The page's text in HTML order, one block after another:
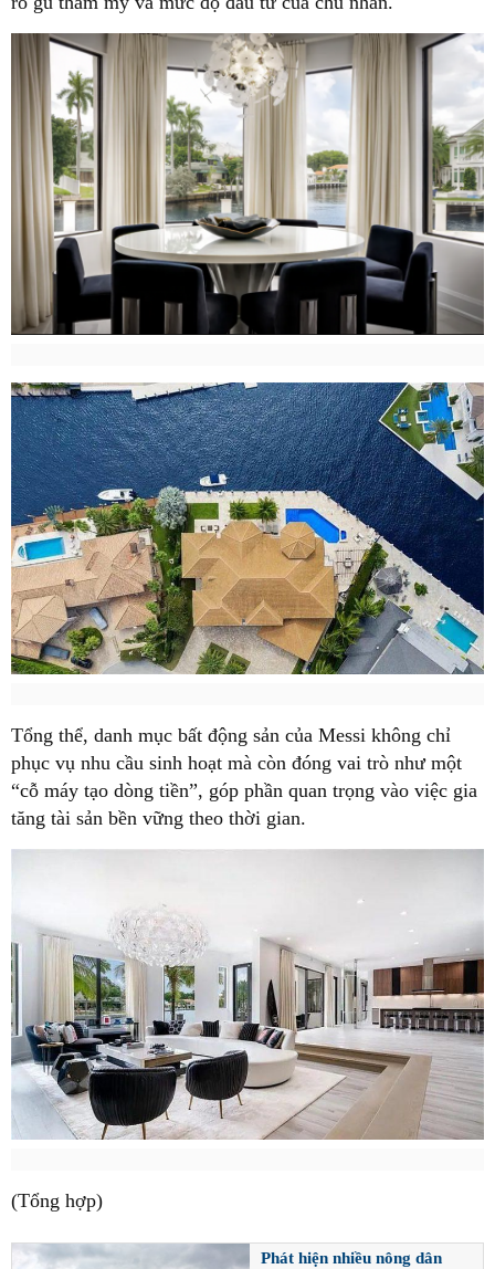
Tổng thể, danh mục bất động sản của Messi không chỉ
phục vụ nhu cầu sinh hoạt mà còn đóng vai trò như một
“cỗ máy tạo dòng tiền”, góp phần quan trọng vào việc gia
tăng tài sản bền vững theo thời gian.
(Tổng hợp)
Phát hiện nhiều nông dân